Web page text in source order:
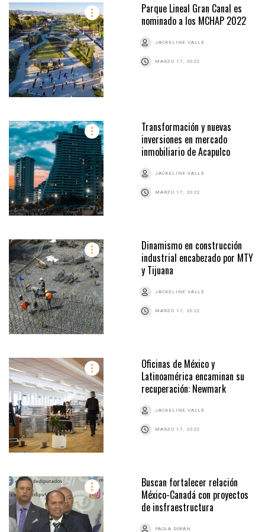
Parque Lineal Gran Canal es
nominado a los MCHAP 2022
JACKELINE VALLE
MARZO 17, 2022
Transformación y nuevas
inversiones en mercado
inmobiliario de Acapulco
JACKELINE VALLE
MARZO 17, 2022
Dinamismo en construcción
industrial encabezado por MTY
y Tijuana
JACKELINE VALLE
MARZO 17, 2022
Oficinas de México y
Latinoamérica encaminan su
recuperación: Newmark
JACKELINE VALLE
MARZO 17, 2022
Buscan fortalecer relación
México-Canadá con proyectos
de insfraestructura
PAOLA DURÁN